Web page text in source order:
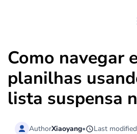
Como navegar
planilhas
lista suspensa
AuthorXiaoyang• Last modified